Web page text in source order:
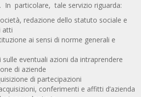
In particolare, tale servizio riguarda:
redazione dello statuto sociale e
atti
ai sensi di norme generali e
sulle eventuali azioni da intraprendere
di aziende
di partecipazioni
conferimenti e affitti d’azienda